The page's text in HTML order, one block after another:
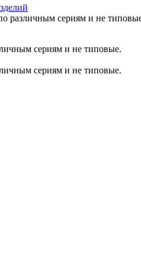
различным сериям и не
сериям и не типовые.
сериям и не типовые.